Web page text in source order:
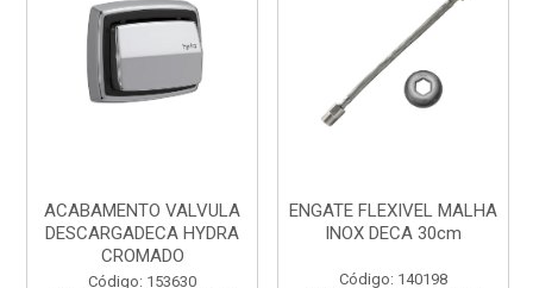
ACABAMENTO VALVULA
DESCARGADECA HYDRA
CROMADO
Código: 153630
ENGATE FLEXIVEL MALHA
INOX DECA 30cm
Código: 140198